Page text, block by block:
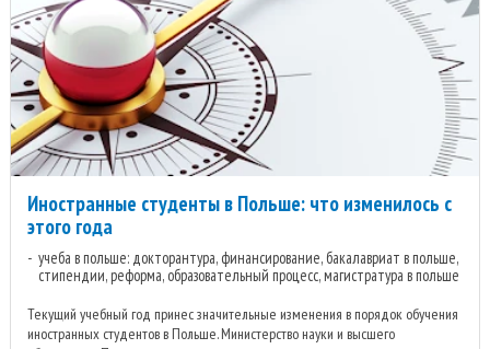
Иностранные студенты в Польше: что изменилось с
этого года
учеба в польше: докторантура, финансирование, бакалавриат в польше,
стипендии, реформа, образовательный процесс, магистратура в польше
Текущий учебный год принес значительные изменения в порядок обучения
иностранных студентов в Польше. Министерство науки и высшего